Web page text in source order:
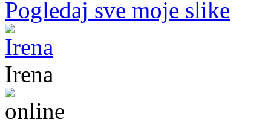
Pogledaj sve moje slike
Irena